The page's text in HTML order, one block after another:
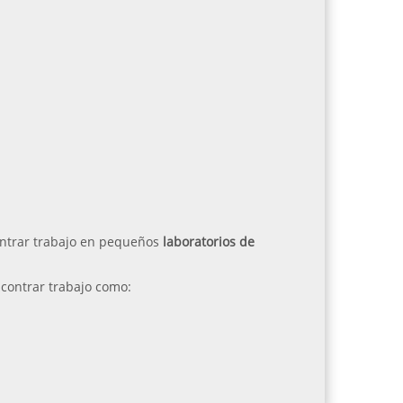
trabajo en pequeños laboratorios de
trabajo como: